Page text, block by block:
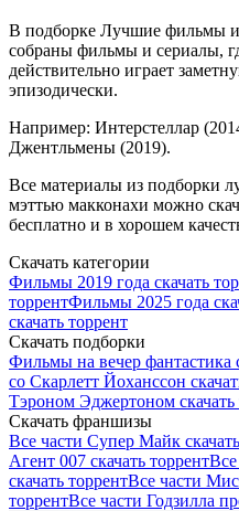
В подборке Лучшие фильмы
собраны фильмы и сериалы,
действительно играет
эпизодически.
Например: Интерстеллар
Джентльмены (2019).
Все материалы из подборки
мэттью макконахи можно
бесплатно и в хорошем
Скачать категории
Фильмы 2019 года скачать
торрентФильмы 2025 года
скачать торрент
Скачать подборки
Фильмы на вечер фантастика
со Скарлетт Йоханссон
Тэроном Эджертоном скачать
Скачать франшизы
Все части Супер Майк
Агент 007 скачать торрентВсе
скачать торрентВсе части
торрентВсе части Годзилла